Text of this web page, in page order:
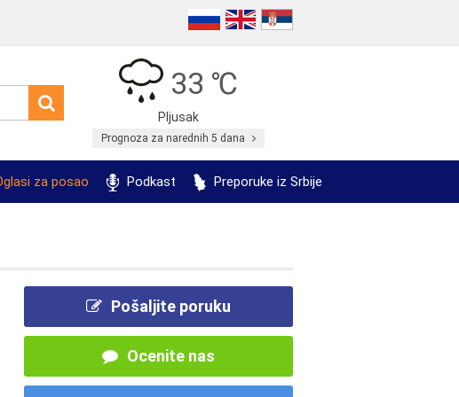
33 ℃
Pljusak
Prognoza za narednih 5 dana
za posao Podkast Preporuke iz Srbije
Pošaljite poruku
Ocenite nas